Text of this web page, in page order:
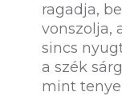
ragadja,
vonszolja,
sincs
a szék
mint